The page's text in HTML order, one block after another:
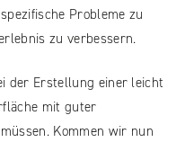
Probleme zu
zu verbessern.
der Erstellung einer leicht
mit guter
Kommen wir nun